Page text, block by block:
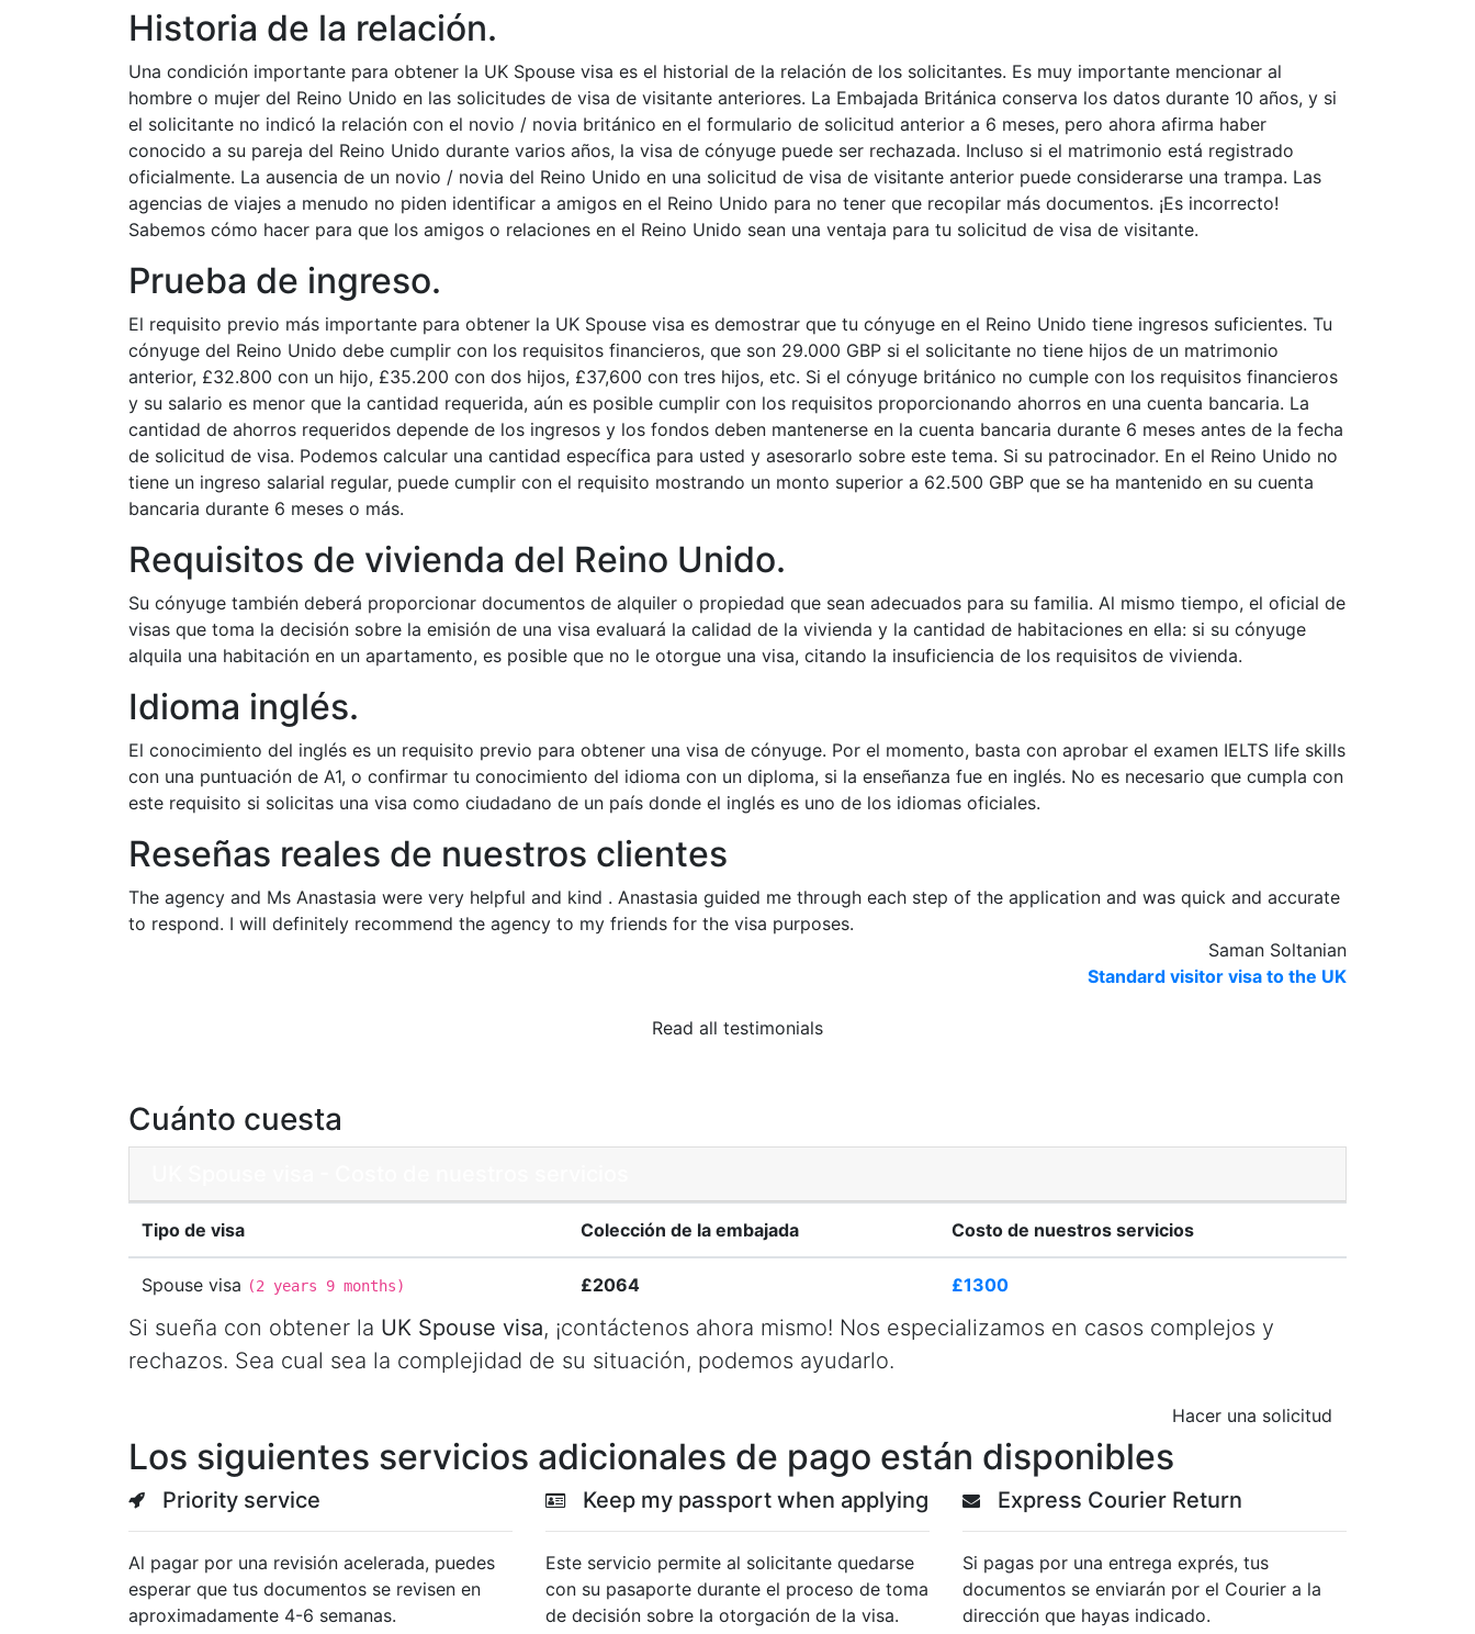
Historia de la relación.
Una condición importante para obtener la UK Spouse visa es el historial de la relación de los solicitantes. Es muy importante mencionar al
hombre o mujer del Reino Unido en las solicitudes de visa de visitante anteriores. La Embajada Británica conserva los datos durante 10 años, y si
el solicitante no indicó la relación con el novio / novia británico en el formulario de solicitud anterior a 6 meses, pero ahora afirma haber
conocido a su pareja del Reino Unido durante varios años, la visa de cónyuge puede ser rechazada. Incluso si el matrimonio está registrado
oficialmente. La ausencia de un novio / novia del Reino Unido en una solicitud de visa de visitante anterior puede considerarse una trampa. Las
agencias de viajes a menudo no piden identificar a amigos en el Reino Unido para no tener que recopilar más documentos. ¡Es incorrecto!
Sabemos cómo hacer para que los amigos o relaciones en el Reino Unido sean una ventaja para tu solicitud de visa de visitante.
Prueba de ingreso.
El requisito previo más importante para obtener la UK Spouse visa es demostrar que tu cónyuge en el Reino Unido tiene ingresos suficientes. Tu
cónyuge del Reino Unido debe cumplir con los requisitos financieros, que son 29.000 GBP si el solicitante no tiene hijos de un matrimonio
anterior, £32.800 con un hijo, £35.200 con dos hijos, £37,600 con tres hijos, etc. Si el cónyuge británico no cumple con los requisitos financieros
y su salario es menor que la cantidad requerida, aún es posible cumplir con los requisitos proporcionando ahorros en una cuenta bancaria. La
cantidad de ahorros requeridos depende de los ingresos y los fondos deben mantenerse en la cuenta bancaria durante 6 meses antes de la fecha
de solicitud de visa. Podemos calcular una cantidad específica para usted y asesorarlo sobre este tema. Si su patrocinador. En el Reino Unido no
tiene un ingreso salarial regular, puede cumplir con el requisito mostrando un monto superior a 62.500 GBP que se ha mantenido en su cuenta
bancaria durante 6 meses o más.
Requisitos de vivienda del Reino Unido.
Su cónyuge también deberá proporcionar documentos de alquiler o propiedad que sean adecuados para su familia. Al mismo tiempo, el oficial de
visas que toma la decisión sobre la emisión de una visa evaluará la calidad de la vivienda y la cantidad de habitaciones en ella: si su cónyuge
alquila una habitación en un apartamento, es posible que no le otorgue una visa, citando la insuficiencia de los requisitos de vivienda.
Idioma inglés.
El conocimiento del inglés es un requisito previo para obtener una visa de cónyuge. Por el momento, basta con aprobar el examen IELTS life skills
con una puntuación de A1, o confirmar tu conocimiento del idioma con un diploma, si la enseñanza fue en inglés. No es necesario que cumpla con
este requisito si solicitas una visa como ciudadano de un país donde el inglés es uno de los idiomas oficiales.
Reseñas reales de nuestros clientes
The agency and Ms Anastasia were very helpful and kind . Anastasia guided me through each step of the application and was quick and accurate
to respond. I will definitely recommend the agency to my friends for the visa purposes.
Saman Soltanian
Standard visitor visa to the UK
Read all testimonials
Cuánto cuesta
Tipo de visa Colección de la embajada Costo de nuestros servicios
Spouse visa (2 years 9 months) £2064 £1300
Si sueña con obtener la UK Spouse visa, ¡contáctenos ahora mismo! Nos especializamos en casos complejos y
rechazos. Sea cual sea la complejidad de su situación, podemos ayudarlo.
Hacer una solicitud
Los siguientes servicios adicionales de pago están disponibles
Priority service
Al pagar por una revisión acelerada, puedes
esperar que tus documentos se revisen en
aproximadamente 4-6 semanas.
Keep my passport when applying
Este servicio permite al solicitante quedarse
con su pasaporte durante el proceso de toma
de decisión sobre la otorgación de la visa.
Express Courier Return
Si pagas por una entrega exprés, tus
documentos se enviarán por el Courier a la
dirección que hayas indicado.